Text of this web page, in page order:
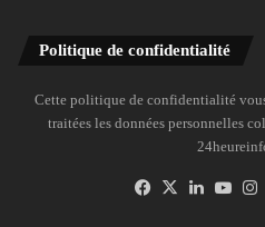
Politique de confidentialité
Cette politique de confidentialité
traitées les données personnelles
Facebook
X